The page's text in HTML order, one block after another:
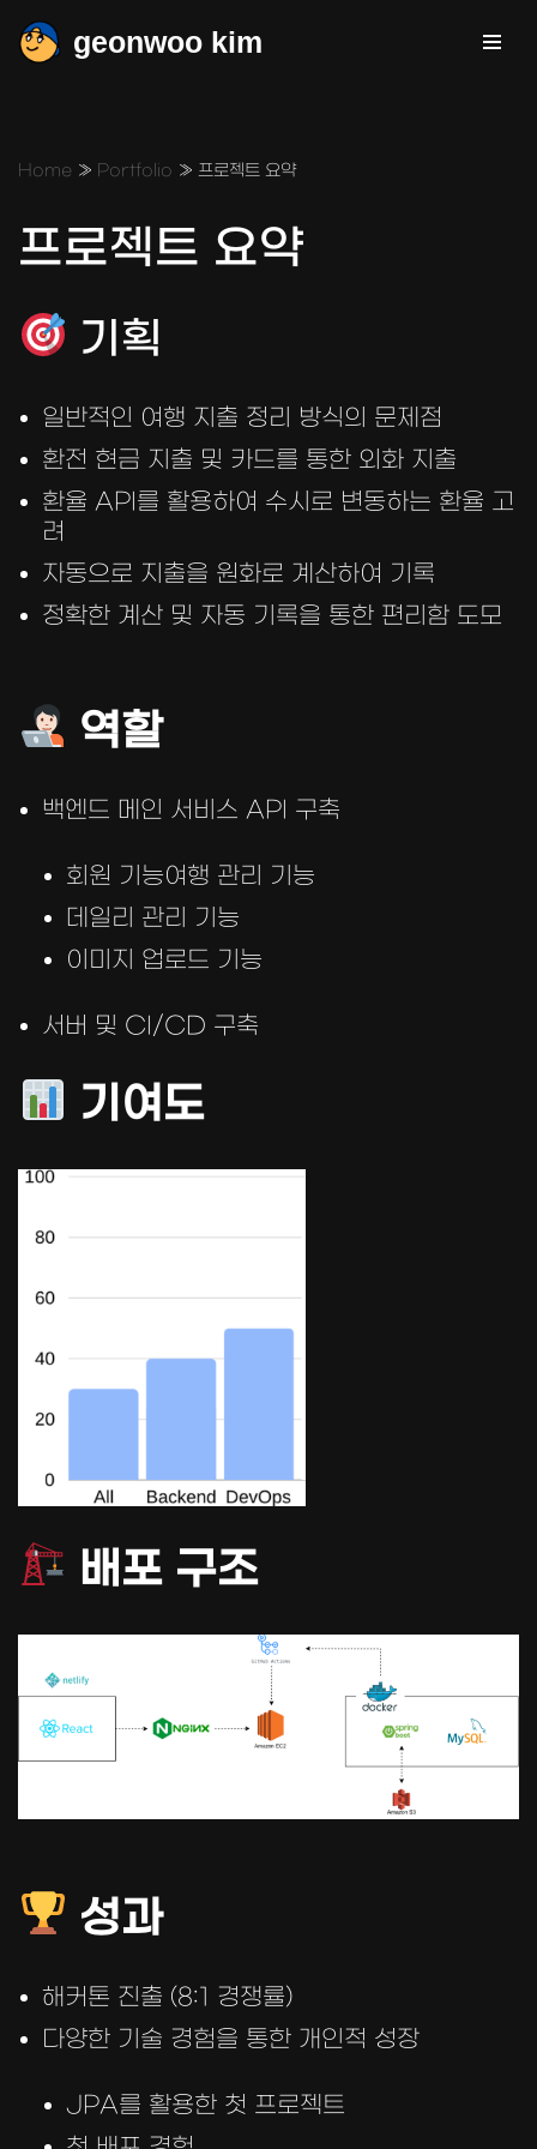
콘
뛰
geonwoo kim
Home » Portfolio » 프로젝트 요약
프로젝트 요약
기획
일반적인 여행 지출 정리 방식의 문제점
환전 현금 지출 및 카드를 통한 외화 지출
환율 API를 활용하여 수시로 변동하는 환율 고
려
자동으로 지출을 원화로 계산하여 기록
정확한 계산 및 자동 기록을 통한 편리함 도모
역할
백엔드 메인 서비스 API 구축
회원 기능여행 관리 기능
데일리 관리 기능
이미지 업로드 기능
서버 및 CI/CD 구축
기여도
배포 구조
성과
해커톤 진출 (8:1 경쟁률)
다양한 기술 경험을 통한 개인적 성장
JPA를 활용한 첫 프로젝트